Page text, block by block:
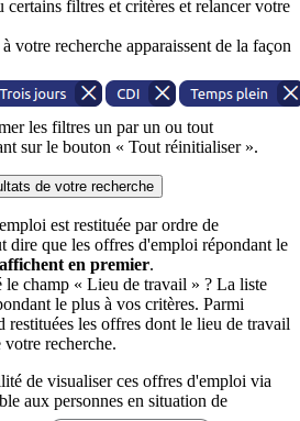
certains filtres et critères et relancer votre
votre recherche apparaissent de la façon
les filtres un par un ou tout
sur le bouton « Tout réinitialiser ».
de votre recherche
est restituée par ordre de
dire que les offres d'emploi répondant le
en premier.
le champ « Lieu de travail » ? La liste
le plus à vos critères. Parmi
restituées les offres dont le lieu de travail
recherche.
de visualiser ces offres d'emploi via
aux personnes en situation de